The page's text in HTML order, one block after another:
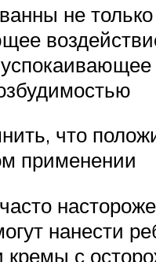
не
что
применении
нанести
с